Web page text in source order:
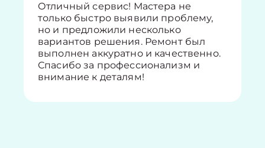
Отличный сервис! Мастера не
только быстро выявили проблему,
но и предложили несколько
вариантов решения. Ремонт был
выполнен аккуратно и качественно.
Спасибо за профессионализм и
внимание к деталям!